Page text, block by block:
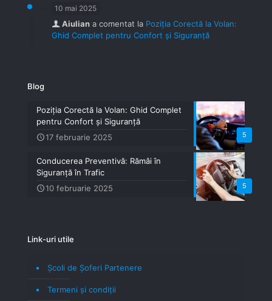
10 mai 2025
Aiulian a comentat la Poziția Corectă la Volan:
Ghid Complet pentru Confort și Siguranță
Blog
5
Poziția Corectă la Volan: Ghid Complet
pentru Confort și Siguranță
17 februarie 2025
5
Conducerea Preventivă: Rămâi în
Siguranță în Trafic
10 februarie 2025
Link-uri utile
Școli de Șoferi Partenere
Termeni şi condiţii